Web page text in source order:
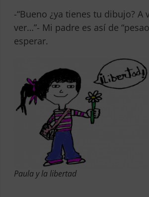
-“Bueno ¿ya tienes tu dibujo? A
ver…”- Mi padre es así de
esperar.
Paula y la libertad